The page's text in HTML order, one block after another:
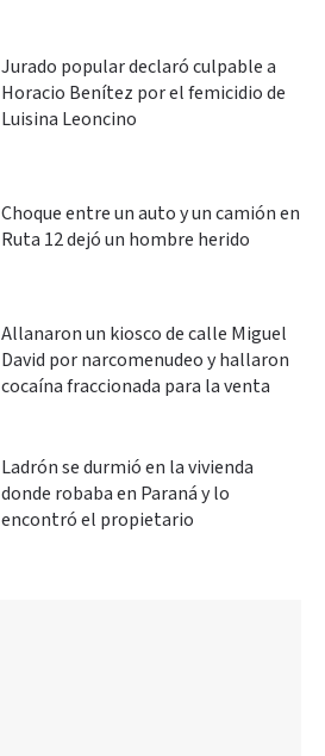
Jurado popular declaró culpable a
Horacio Benítez por el femicidio de
Luisina Leoncino
Choque entre un auto y un camión en
Ruta 12 dejó un hombre herido
Allanaron un kiosco de calle Miguel
David por narcomenudeo y hallaron
cocaína fraccionada para la venta
Ladrón se durmió en la vivienda
donde robaba en Paraná y lo
encontró el propietario